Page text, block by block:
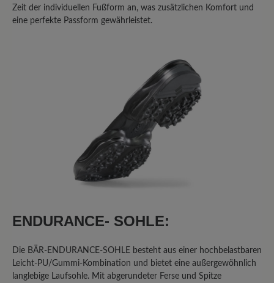
Bewertung schreiben
2Bewertungen
Bewertung mit 3 von 5 Sternen
nur 3 Sterne
Verarbeitung ist so weit OK. Die
und nicht alltagstauglich. Sie besteht
aus kleinen Stollen, in denen sich
Steinchen und Splitt festsetzen. Man
Zeit der individuellen Fußform an, was zusätzlichen Komfort und
eine perfekte Passform gewährleistet.
ENDURANCE- SOHLE:
Die BÄR-ENDURANCE-SOHLE besteht aus einer hochbelastbaren
Leicht-PU/Gummi-Kombination und bietet eine außergewöhnlich
langlebige Laufsohle. Mit abgerundeter Ferse und Spitze